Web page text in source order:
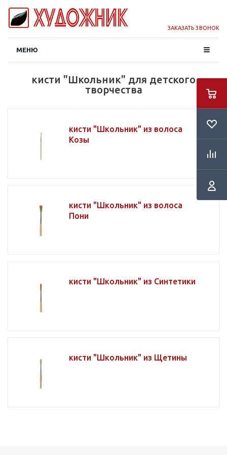
ЗАКАЗАТЬ ЗВОНОК
МЕНЮ
кисти "Школьник" для детского
творчества
кисти "Школьник" из волоса
Козы
кисти "Школьник" из волоса
Пони
кисти "Школьник" из Синтетики
кисти "Школьник" из Щетины